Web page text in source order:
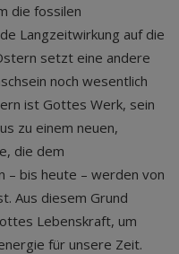
die fossilen
Langzeitwirkung auf die
setzt eine andere
noch wesentlich
ist Gottes Werk, sein
zu einem neuen,
die dem
– bis heute – werden von
Aus diesem Grund
Lebenskraft, um
für unsere Zeit.